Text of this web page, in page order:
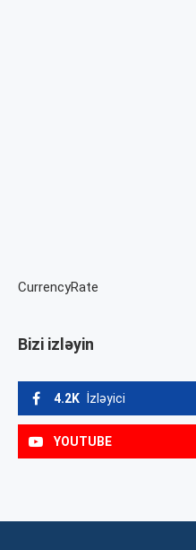
CurrencyRate
Bizi izləyin
4.2K İzləyici
YOUTUBE